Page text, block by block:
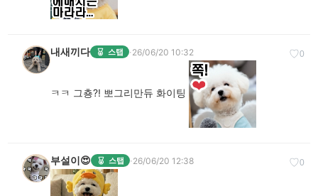
♡0
내새끼다 스탭 ·26/06/20 10:32
ㅋㅋ 그춍?! 뽀그리만듀 화이팅
♡0
부설이😍 스탭 ·26/06/20 12:38